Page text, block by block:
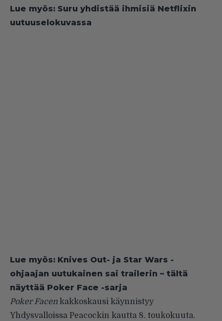
Lue myös: Suru yhdistää ihmisiä Netflixin
uutuuselokuvassa
Lue myös: Knives Out- ja Star Wars -
ohjaajan uutukainen sai trailerin – tältä
näyttää Poker Face -sarja
Poker Facenkakkoskausi käynnistyy
Yhdysvalloissa Peacockin kautta 8. toukokuuta.